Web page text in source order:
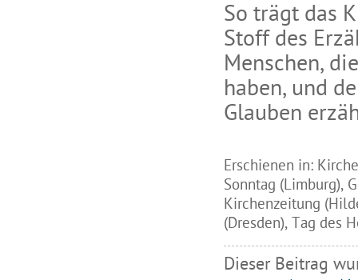
So trägt das
Stoff des
Menschen,
haben, und
Glauben
Erschienen in:
Sonntag (Limburg),
Kirchenzeitung
(Dresden), Tag des
Dieser Beitrag